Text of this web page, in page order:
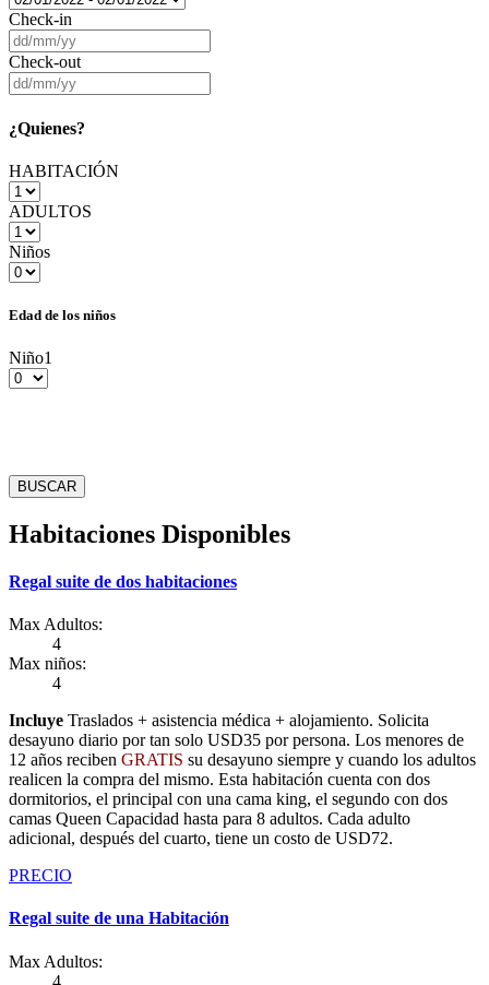
Check-in
Check-out
¿Quienes?
HABITACIÓN
ADULTOS
Niños
Edad de los niños
Niño1
BUSCAR
Habitaciones Disponibles
Regal suite de dos habitaciones
Max Adultos:
4
Max niños:
4
Incluye Traslados + asistencia médica + alojamiento. Solicita
desayuno diario por tan solo USD35 por persona. Los menores de
12 años reciben GRATIS su desayuno siempre y cuando los adultos
realicen la compra del mismo. Esta habitación cuenta con dos
dormitorios, el principal con una cama king, el segundo con dos
camas Queen Capacidad hasta para 8 adultos. Cada adulto
adicional, después del cuarto, tiene un costo de USD72.
PRECIO
Regal suite de una Habitación
Max Adultos:
4